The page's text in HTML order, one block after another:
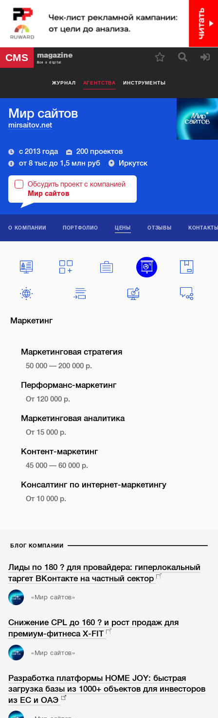
CMS magazine
Все о digital
ЖУРНАЛ АГЕНТСТВА ИНСТРУМЕНТЫ
Мир сайтов
mirsaitov.net
с 2013 года
200 проектов
от 8 тыс до 1,5 млн руб
Иркутск
Обсудить проект с компанией
Мир сайтов
О КОМПАНИИ ПОРТФОЛИО ЦЕНЫ ОТЗЫВЫ
Маркетинг
Маркетинговая стратегия
50 000 — 200 000 р.
Перформанс-маркетинг
От 120 000 р.
Маркетинговая аналитика
От 15 000 р.
Контент-маркетинг
45 000 — 60 000 р.
Консалтинг по интернет-маркетингу
От 10 000 р.
БЛОГ КОМПАНИИ
Лиды по 180 ? для провайдера: гиперлокальный
таргет ВКонтакте на частный сектор
«Мир сайтов»
Снижение CPL до 160 ? и рост продаж для
премиум-фитнеса X-FIT
«Мир сайтов»
Разработка платформы HOME JOY: быстрая
загрузка базы из 1000+ объектов для инвесторов
из ЕС и ОАЭ